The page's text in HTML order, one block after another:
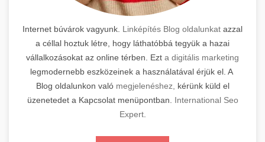
Internet búvárok vagyunk. Linképítés Blog oldalunkat azzal
a céllal hoztuk létre, hogy láthatóbbá tegyük a hazai
vállalkozásokat az online térben. Ezt a digitális marketing
legmodernebb eszközeinek a használatával érjük el. A
Blog oldalunkon való megjelenéshez,
kérünk küld el
üzenetedet a Kapcsolat menüpontban. International Seo
Expert.